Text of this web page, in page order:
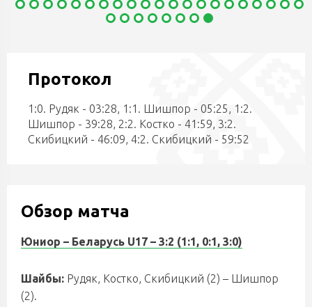
Протокол
1:0. Рудяк - 03:28, 1:1. Шишпор - 05:25, 1:2.
Шишпор - 39:28, 2:2. Костко - 41:59, 3:2.
Скибицкий - 46:09, 4:2. Скибицкий - 59:52
Обзор матча
Юниор – Беларусь U17 – 3:2 (1:1, 0:1, 3:0)
Шайбы: Рудяк, Костко, Скибицкий (2) – Шишпор
(2).